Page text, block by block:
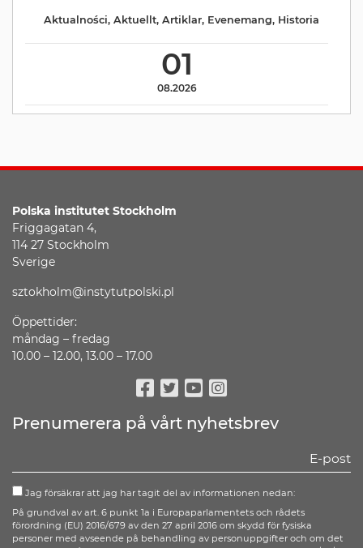
01
08.2026
Aktualności, Aktuellt, Artiklar, Evenemang, Historia
Polska institutet Stockholm
Friggagatan 4,
114 27 Stockholm
Sverige
sztokholm@instytutpolski.pl
Öppettider:
måndag – fredag
10.00 – 12.00, 13.00 – 17.00
Facebook
TwitterYoutube
Instagram
Prenumerera på vårt nyhetsbrev
Jag försäkrar att jag har tagit del av informationen nedan:
På grundval av art. 6 punkt 1a i Europaparlamentets och rådets
förordning (EU) 2016/679 av den 27 april 2016 om skydd för fysiska
personer med avseende på behandling av personuppgifter och om det